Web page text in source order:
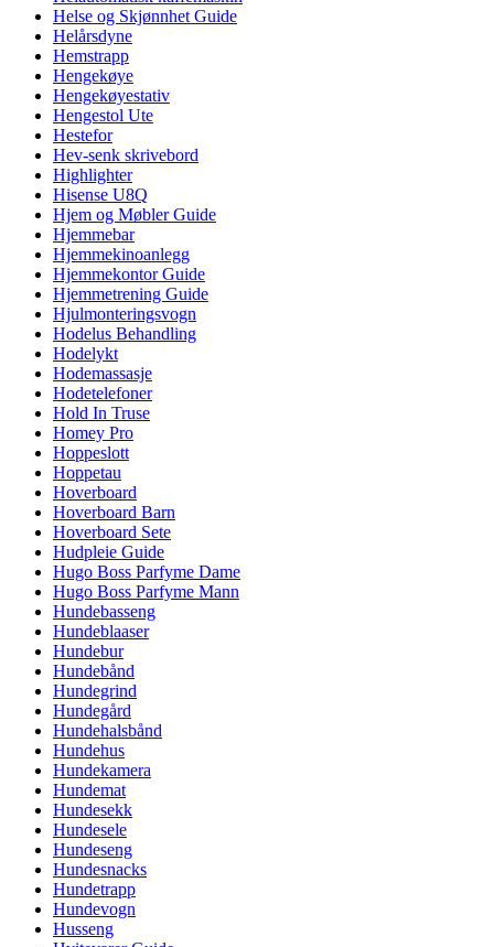
Helse og Skjønnhet Guide
Helårsdyne
Hemstrapp
Hengekøye
Hengekøyestativ
Hengestol Ute
Hestefor
Hev-senk skrivebord
Highlighter
Hisense U8Q
Hjem og Møbler Guide
Hjemmebar
Hjemmekinoanlegg
Hjemmekontor Guide
Hjemmetrening Guide
Hjulmonteringsvogn
Hodelus Behandling
Hodelykt
Hodemassasje
Hodetelefoner
Hold In Truse
Homey Pro
Hoppeslott
Hoppetau
Hoverboard
Hoverboard Barn
Hoverboard Sete
Hudpleie Guide
Hugo Boss Parfyme Dame
Hugo Boss Parfyme Mann
Hundebasseng
Hundeblaaser
Hundebur
Hundebånd
Hundegrind
Hundegård
Hundehalsbånd
Hundehus
Hundekamera
Hundemat
Hundesekk
Hundesele
Hundeseng
Hundesnacks
Hundetrapp
Hundevogn
Husseng